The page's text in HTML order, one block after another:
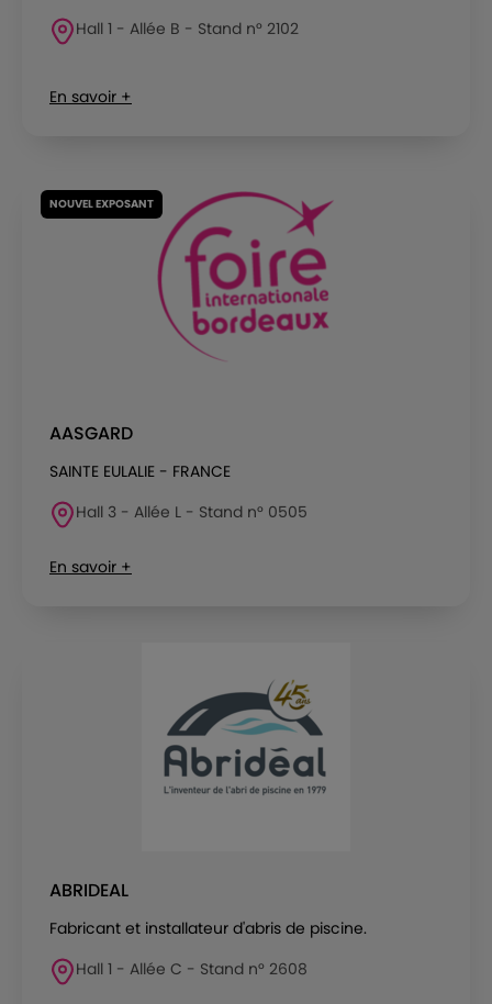
Hall 1 - Allée B - Stand n° 2102
En savoir +
NOUVEL EXPOSANT
AASGARD
SAINTE EULALIE - FRANCE
Hall 3 - Allée L - Stand n° 0505
En savoir +
ABRIDEAL
Fabricant et installateur d'abris de piscine.
Hall 1 - Allée C - Stand n° 2608